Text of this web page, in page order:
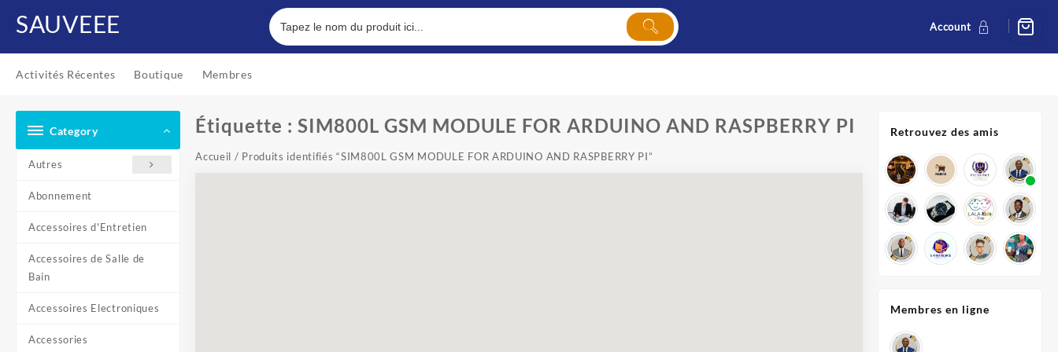
SAUVEEE Account
Activités Récentes Boutique Membres
Category
Autres
Abonnement
Accessoires d'Entretien
Accessoires de Salle de
Bain
Accessoires Electroniques
Accessories
Étiquette :SIM800L GSM MODULE FOR ARDUINO AND RASPBERRY PI
Accueil / Produits identifiés “SIM800L GSM MODULE FOR ARDUINO AND RASPBERRY PI”
Retrouvez des amis
Membres en ligne